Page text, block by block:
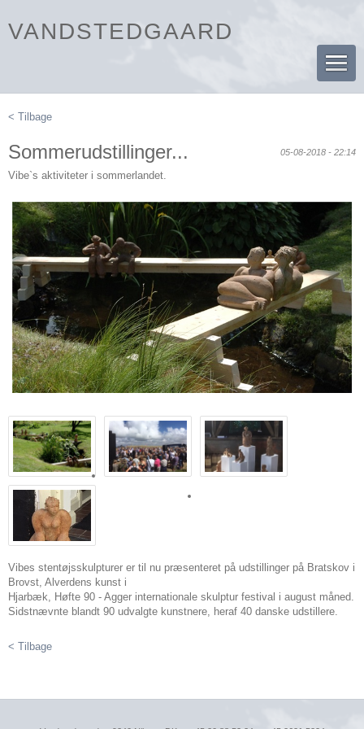
VANDSTEDGAARD
< Tilbage
Sommerudstillinger... 05-08-2018 - 22:14
Vibe`s aktiviteter i sommerlandet.
Vibes stentøjsskulpturer er til nu præsenteret på udstillinger på Bratskov i
Brovst, Alverdens kunst i
Hjarbæk, Høfte 90 - Agger internationale skulptur festival i august måned.
Sidstnævnte blandt 90 udvalgte kunstnere, heraf 40 danske udstillere.
< Tilbage